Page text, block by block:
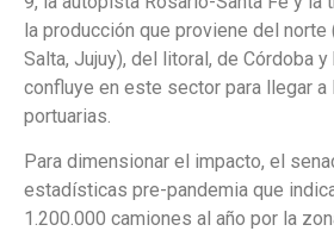
la producción que proviene del norte
Salta, Jujuy), del litoral, de Córdoba
confluye en este sector para llegar a
portuarias.
Para dimensionar el impacto, el
estadísticas pre-pandemia que
1.200.000 camiones al año por la